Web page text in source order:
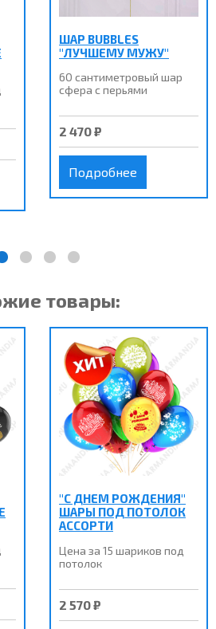
ШАР BUBBLES
"ЛУЧШЕМУ МУЖУ"
60 сантиметровый шар
сфера с перьями
2 470 ₽
Подробнее
товары:
"С ДНЕМ РОЖДЕНИЯ"
ШАРЫ ПОД ПОТОЛОК
АССОРТИ
Цена за 15 шариков под
потолок
2 570 ₽